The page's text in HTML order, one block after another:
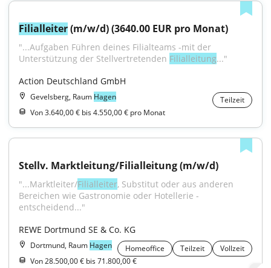
Filialleiter (m/w/d) (3640.00 EUR pro Monat)
"...Aufgaben Führen deines Filialteams -mit der
Unterstützung der Stellvertretenden Filialleitung..."
Action Deutschland GmbH
Gevelsberg, Raum Hagen
Teilzeit
Von 3.640,00 € bis 4.550,00 € pro Monat
Stellv. Marktleitung/Filialleitung (m/w/d)
"...Marktleiter/Filialleiter, Substitut oder aus anderen
Bereichen wie Gastronomie oder Hotellerie -
entscheidend..."
REWE Dortmund SE & Co. KG
Dortmund, Raum Hagen Homeoffice Teilzeit
Vollzeit
Von 28.500,00 € bis 71.800,00 €